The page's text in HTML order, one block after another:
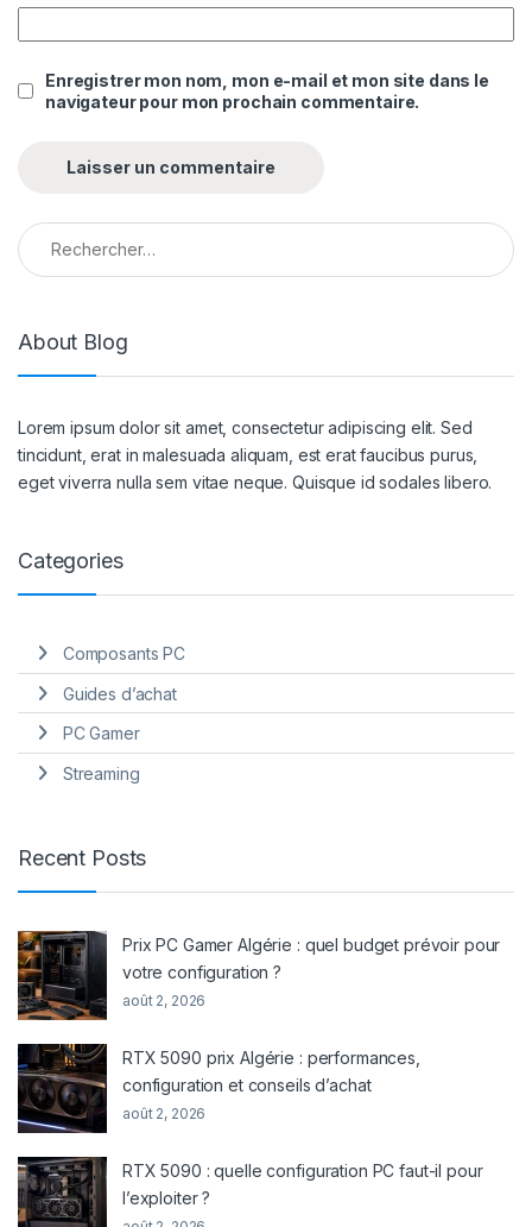
Enregistrer mon nom, mon e-mail et mon site dans le
navigateur pour mon prochain commentaire.
Rechercher :
About Blog
Lorem ipsum dolor sit amet, consectetur adipiscing elit. Sed
tincidunt, erat in malesuada aliquam, est erat faucibus purus,
eget viverra nulla sem vitae neque. Quisque id sodales libero.
Categories
Composants PC
Guides d’achat
PC Gamer
Streaming
Recent Posts
Prix PC Gamer Algérie : quel budget prévoir pour
votre configuration ?
août 2, 2026
RTX 5090 prix Algérie : performances,
configuration et conseils d’achat
août 2, 2026
RTX 5090 : quelle configuration PC faut-il pour
l’exploiter ?